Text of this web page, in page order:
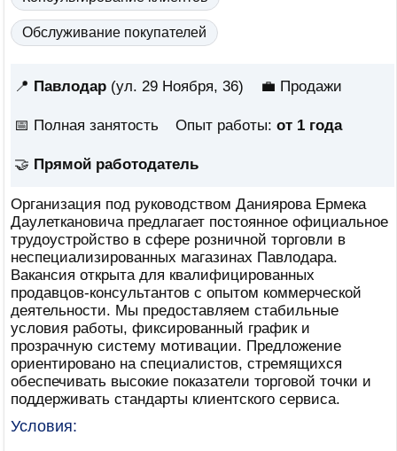
Обслуживание покупателей
📍 Павлодар (ул. 29 Ноября, 36) 💼 Продажи
📅 Полная занятость Опыт работы: от 1 года
🤝 Прямой работодатель
Организация под руководством Даниярова Ермека
Даулеткановича предлагает постоянное официальное
трудоустройство в сфере розничной торговли в
неспециализированных магазинах Павлодара.
Вакансия открыта для квалифицированных
продавцов-консультантов с опытом коммерческой
деятельности. Мы предоставляем стабильные
условия работы, фиксированный график и
прозрачную систему мотивации. Предложение
ориентировано на специалистов, стремящихся
обеспечивать высокие показатели торговой точки и
поддерживать стандарты клиентского сервиса.
Условия: